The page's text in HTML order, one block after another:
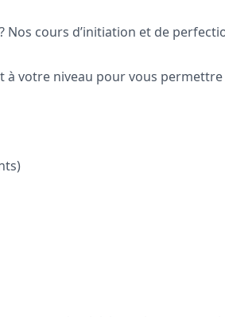
Nos cours d’initiation et de
à votre niveau pour vous